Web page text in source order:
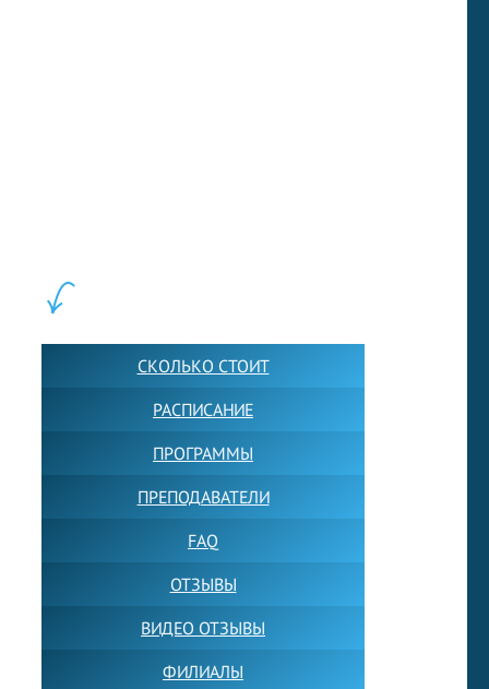
СКОЛЬКО СТОИТ
РАСПИСАНИЕ
ПРОГРАММЫ
ПРЕПОДАВАТЕЛИ
FAQ
ОТЗЫВЫ
ВИДЕО ОТЗЫВЫ
ФИЛИАЛЫ